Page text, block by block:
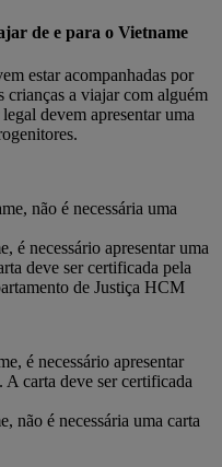
de e para o Vietname
estar acompanhadas por
a viajar com alguém
devem apresentar uma
não é necessária uma
é necessário apresentar uma
deve ser certificada pela
de Justiça HCM
é necessário apresentar
A carta deve ser certificada
não é necessária uma carta